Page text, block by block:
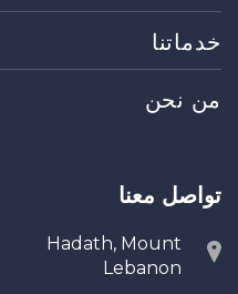
خدماتنا
من نحن
تواصل معنا
Hadath, Mount
Lebanon